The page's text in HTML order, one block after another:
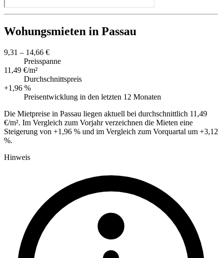
Wohungsmieten in Passau
9,31 – 14,66 €
Preisspanne
11,49 €/m²
Durchschnittspreis
+1,96 %
Preisentwicklung in den letzten 12 Monaten
Die Mietpreise in Passau liegen aktuell bei durchschnittlich 11,49
€/m². Im Vergleich zum Vorjahr verzeichnen die Mieten eine
Steigerung von +1,96 % und im Vergleich zum Vorquartal um +3,12
%.
Hinweis